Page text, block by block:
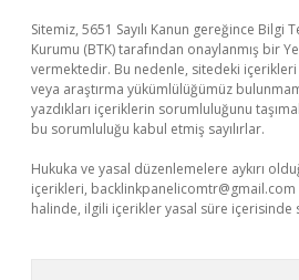
Sitemiz, 5651 Sayılı Kanun gereğince Bilgi
Kurumu (BTK) tarafından onaylanmış bir
vermektedir. Bu nedenle, sitedeki
veya araştırma yükümlülüğümüz
yazdıkları içeriklerin sorumluluğunu
bu sorumluluğu kabul etmiş sayılırlar.
Hukuka ve yasal düzenlemelere aykırı
içerikleri, backlinkpanelicomtr@gmail.com
halinde, ilgili içerikler yasal süre içerisinde